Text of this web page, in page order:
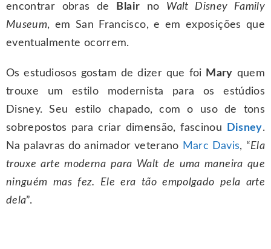
encontrar obras de
Blair no Walt Disney Family
Museum, em San Francisco, e em exposições que
eventualmente ocorrem.
Os estudiosos gostam de dizer que foi Mary quem
trouxe um estilo modernista para os estúdios
Disney. Seu estilo chapado, com o uso de tons
sobrepostos para criar dimensão, fascinou
Disney.
Na palavras do animador veterano Marc Davis, “Ela
trouxe arte moderna para Walt de uma maneira que
ninguém mas fez. Ele era tão empolgado pela arte
dela”.